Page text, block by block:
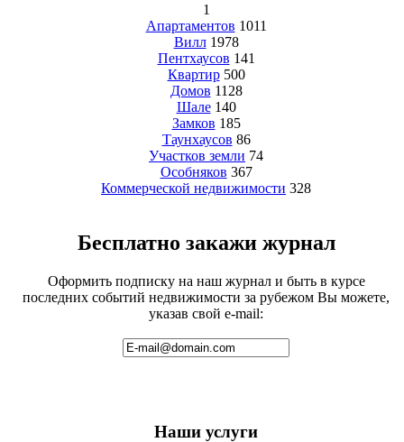
1
Апартаментов 1011
Вилл 1978
Пентхаусов 141
Квартир 500
Домов 1128
Шале 140
Замков 185
Таунхаусов 86
Участков земли 74
Особняков 367
Коммерческой недвижимости 328
Бесплатно закажи журнал
Оформить подписку на наш журнал и быть в курсе
последних событий недвижимости за рубежом Вы можете,
указав свой e-mail:
Наши услуги